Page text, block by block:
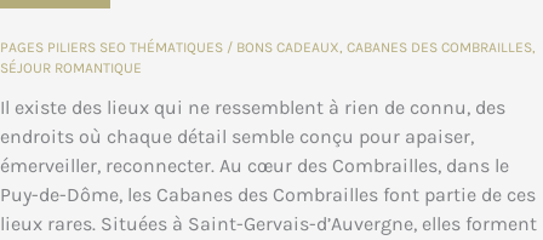
PAGES PILIERS SEO THÉMATIQUES / BONS CADEAUX, CABANES DES COMBRAILLES,
SÉJOUR ROMANTIQUE
Il existe des lieux qui ne ressemblent à rien de connu, des
endroits où chaque détail semble conçu pour apaiser,
émerveiller, reconnecter. Au cœur des Combrailles, dans le
Puy-de-Dôme, les Cabanes des Combrailles font partie de ces
lieux rares. Situées à Saint-Gervais-d’Auvergne, elles forment